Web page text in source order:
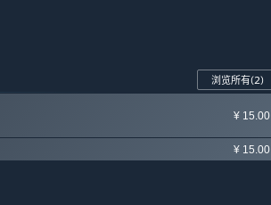
浏览所有(2)
¥ 15.00
¥ 15.00